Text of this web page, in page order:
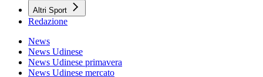
Altri Sport
Redazione
News
News Udinese
News Udinese primavera
News Udinese mercato